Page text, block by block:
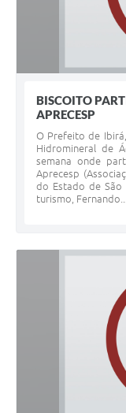
BISCOITO
APRECESP
O Prefeito de
Hidromineral de
semana onde
Aprecesp
do Estado de São
turismo, Fernando...